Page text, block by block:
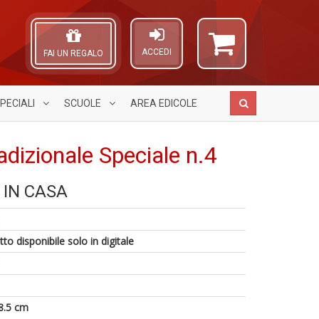
ACCEDI
FAI UN REGALO
SCUOLE AREA EDICOLE
Speciale n.4
IN CASA
disponibile solo in digitale
cm